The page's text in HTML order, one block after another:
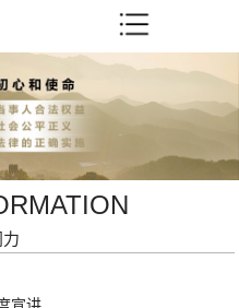
宣讲